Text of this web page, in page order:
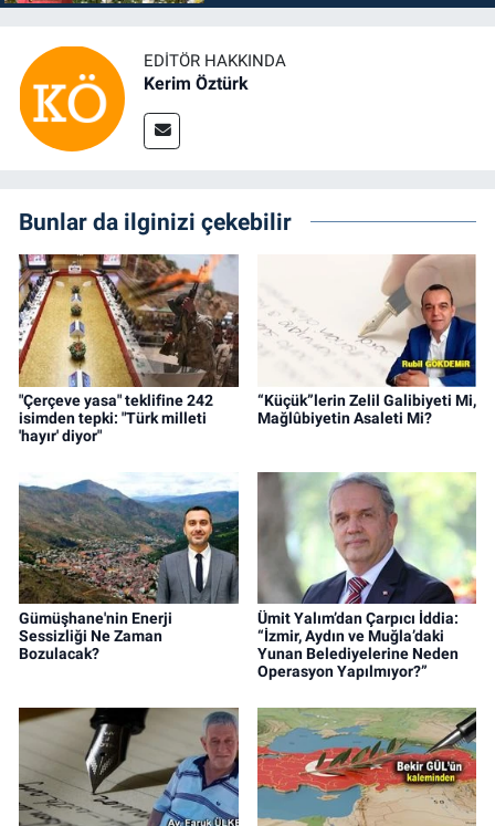
EDITÖR HAKKINDA
Kerim Öztürk
Bunlar da ilginizi çekebilir
"Çerçeve yasa" teklifine 242
isimden tepki: "Türk milleti
'hayır' diyor"
“Küçük”lerin Zelil Galibiyeti Mi,
Mağlûbiyetin Asaleti Mi?
Gümüşhane'nin Enerji
Sessizliği Ne Zaman
Bozulacak?
Ümit Yalım’dan Çarpıcı İddia:
“İzmir, Aydın ve Muğla’daki
Yunan Belediyelerine Neden
Operasyon Yapılmıyor?”